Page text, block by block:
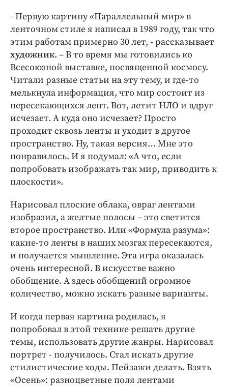
- Первую картину «Параллельный мир» в
ленточном стиле я написал в 1989 году, так что
этим работам примерно 30 лет, - рассказывает
художник. – В то время мы готовились ко
Всесоюзной выставке, посвященной космосу.
Читали разные статьи на эту тему, и где-то
мелькнула информация, что мир состоит из
пересекающихся лент. Вот, летит НЛО и вдруг
исчезает. А куда оно исчезает? Просто
проходит сквозь ленты и уходит в другое
пространство. Ну, такая версия… Мне это
понравилось. И я подумал: «А что, если
попробовать изображать так мир, приводить к
плоскости».
Нарисовал плоские облака, овраг лентами
изобразил, а желтые полосы – это светится
второе пространство. Или «Формула разума»:
какие-то ленты в наших мозгах пересекаются,
и получается мышление. Эта игра оказалась
очень интересной. В искусстве важно
обобщение. А здесь обобщений огромное
количество, можно искать разные варианты.
И когда первая картина родилась, я
попробовал в этой технике решать другие
темы, использовать другие жанры. Нарисовал
портрет - получилось. Стал искать другие
стилистические ходы. Пейзажи делать. Взять
«Осень»: разноцветные поля лентами